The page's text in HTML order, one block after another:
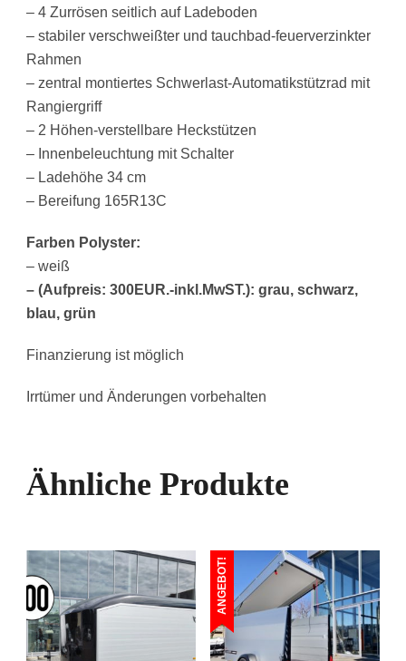
– 4 Zurrösen seitlich auf Ladeboden
– stabiler verschweißter und tauchbad-feuerverzinkter
Rahmen
– zentral montiertes Schwerlast-Automatikstützrad mit
Rangiergriff
– 2 Höhen-verstellbare Heckstützen
– Innenbeleuchtung mit Schalter
– Ladehöhe 34 cm
– Bereifung 165R13C
Farben Polyster:
– weiß
– (Aufpreis: 300EUR.-inkl.MwST.): grau, schwarz,
blau, grün
Finanzierung ist möglich
Irrtümer und Änderungen vorbehalten
Ähnliche Produkte
ANGEBOT!